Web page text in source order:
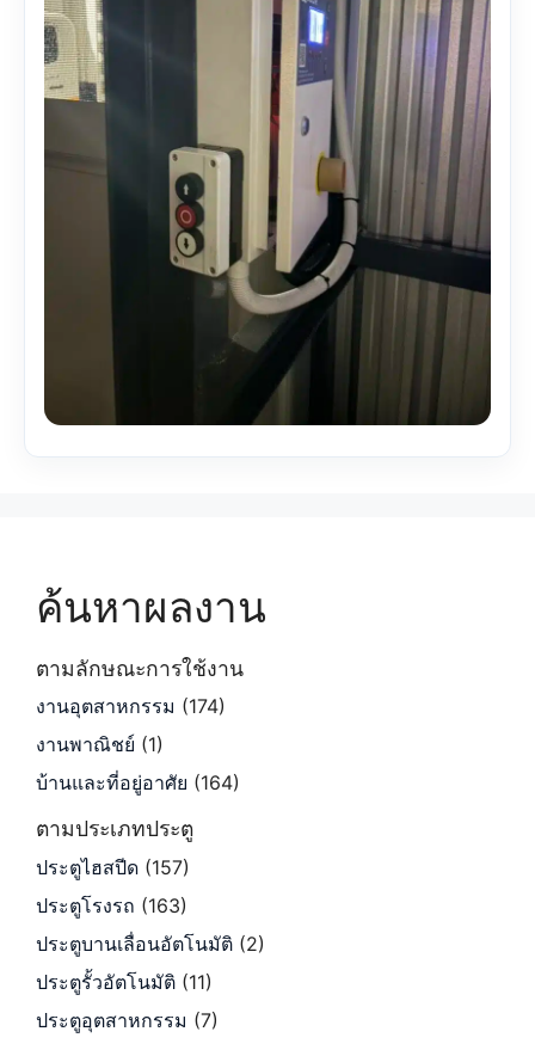
ค้นหาผลงาน
ตามลักษณะการใช้งาน
งานอุตสาหกรรม (174)
งานพาณิชย์ (1)
บ้านและที่อยู่อาศัย (164)
ตามประเภทประตู
ประตูไฮสปีด (157)
ประตูโรงรถ (163)
ประตูบานเลื่อนอัตโนมัติ (2)
ประตูรั้วอัตโนมัติ (11)
ประตูอุตสาหกรรม (7)